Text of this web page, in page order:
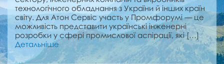
технологічного обладнання з України й інших країн
світу. Для Атон Сервіс участь у Промфорумі — це
можливість представити українські інженерні
розробки у сфері промислової аспірації, які […]
Детальніше